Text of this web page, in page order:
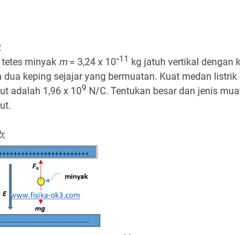
minyak m= 3,24 x 10-11 kg jatuh vertikal dengan
dua keping sejajar yang bermuatan. Kuat medan
adalah 1,96 x 109 N/C. Tentukan besar dan jenis
;